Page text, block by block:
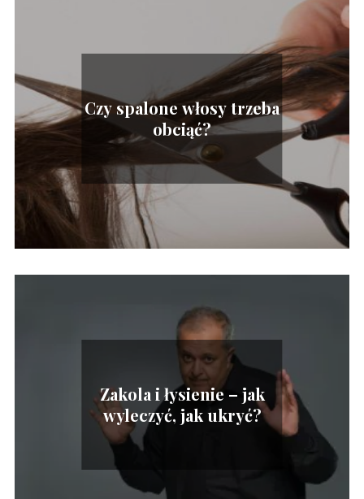
Czy spalone włosy trzeba
obciąć?
Zakola i łysienie – jak
wyleczyć, jak ukryć?